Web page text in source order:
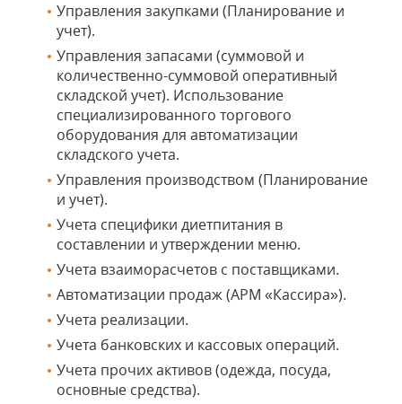
Управления закупками (Планирование и
учет).
Управления запасами (суммовой и
количественно-суммовой оперативный
складской учет). Использование
специализированного торгового
оборудования для автоматизации
складского учета.
Управления производством (Планирование
и учет).
Учета специфики диетпитания в
составлении и утверждении меню.
Учета взаиморасчетов с поставщиками.
Автоматизации продаж (АРМ «Кассира»).
Учета реализации.
Учета банковских и кассовых операций.
Учета прочих активов (одежда, посуда,
основные средства).